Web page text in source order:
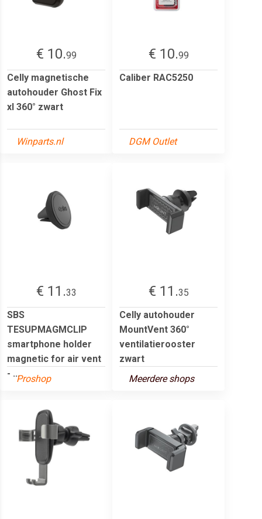
€ 10.99
Celly magnetische
autohouder Ghost Fix
xl 360° zwart
Winparts.nl
€ 10.99
Caliber RAC5250
DGM Outlet
€ 11.33
SBS
TESUPMAGMCLIP
smartphone holder
magnetic for air vent
- ...Proshop
€ 11.35
Celly autohouder
MountVent 360°
ventilatierooster
zwart
Meerdere shops